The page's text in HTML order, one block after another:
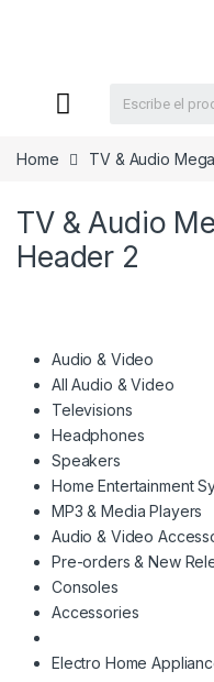
Home TV & Audio
TV & Audio
Header 2
Audio & Video
All Audio & Video
Televisions
Headphones
Speakers
Home Entertainment
MP3 & Media Players
Audio & Video
Pre-orders & New
Consoles
Accessories
Electro Home